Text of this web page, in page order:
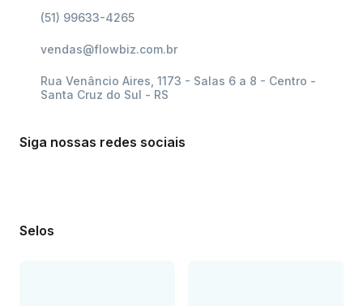
(51) 99633-4265
vendas@flowbiz.com.br
Rua Venâncio Aires, 1173 - Salas 6 a 8 - Centro -
Santa Cruz do Sul - RS
Siga nossas redes sociais
Selos